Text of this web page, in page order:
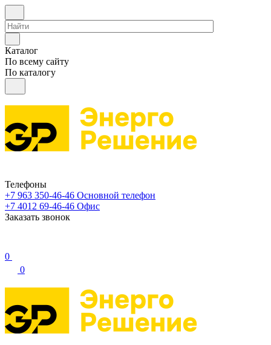
Каталог
По всему сайту
По каталогу
Телефоны
+7 963 350-46-46 Основной телефон
+7 4012 69-46-46 Офис
Заказать звонок
0
0